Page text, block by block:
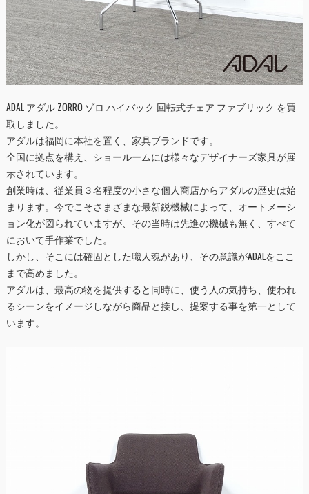
ADAL アダル ZORRO ゾロ ハイバック 回転式チェア ファブリック を買
取しました。
アダルは福岡に本社を置く、家具ブランドです。
全国に拠点を構え、ショールームには様々なデザイナーズ家具が展
示されています。
創業時は、従業員３名程度の小さな個人商店からアダルの歴史は始
まります。今でこそさまざまな最新鋭機械によって、オートメーシ
ョン化が図られていますが、その当時は先進の機械も無く、すべて
において手作業でした。
しかし、そこには確固とした職人魂があり、その意識がADALをここ
まで高めました。
アダルは、最高の物を提供すると同時に、使う人の気持ち、使われ
るシーンをイメージしながら商品と接し、提案する事を第一として
います。